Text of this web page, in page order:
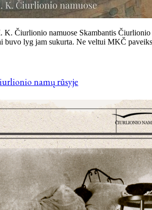
K. Čiurlionio namuose Skambantis
buvo lyg jam sukurta. Ne veltui MKČ
namų rūsyje